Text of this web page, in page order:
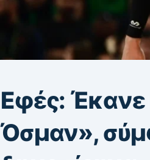
Εφές: Έκανε
Όσμαν»,